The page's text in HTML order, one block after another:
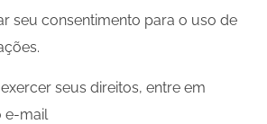
seu consentimento para o uso de
seus direitos, entre em
e-mail